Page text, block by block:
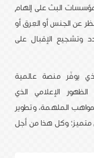
البث على إلهام
عن الجنس أو العِرق أو
وتشجيع الإقبال على
يوفّر منصة عالمية
الإعلامي الذي
الملهمة، وتطوير
متميز؛ وكل هذا من أجل